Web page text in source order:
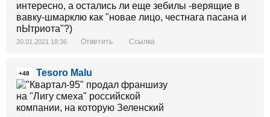
интересно, а остались ли еще зебилы -верящие в
вавку-шмарклю как "новае лицо, честнага пасана и
пЫтриота"?)
20.01.2021 18:36 Ответить Ссылка
+48 Tesoro Malu